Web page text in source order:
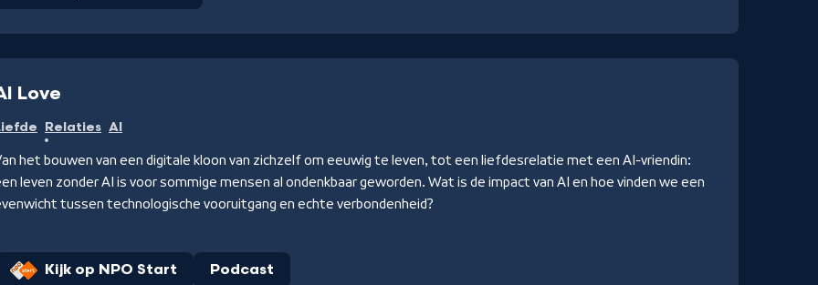
Love
Relaties AI
het bouwen van een digitale kloon van zichzelf om eeuwig te leven, tot een liefdesrelatie met een AI-vriendin:
leven zonder AI is voor sommige mensen al ondenkbaar geworden. Wat is de impact van AI en hoe vinden we een
tussen technologische vooruitgang en echte verbondenheid?
Kijk op NPO Start Podcast